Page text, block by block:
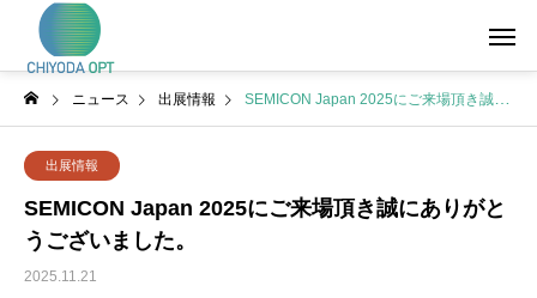
ニュース 出展情報 SEMICON Japan 2025にご来場頂き誠にありがとうございました。
出展情報
SEMICON Japan 2025にご来場頂き誠にありがと
うございました。
2025.11.21